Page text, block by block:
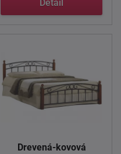
Detail
Drevená-kovová